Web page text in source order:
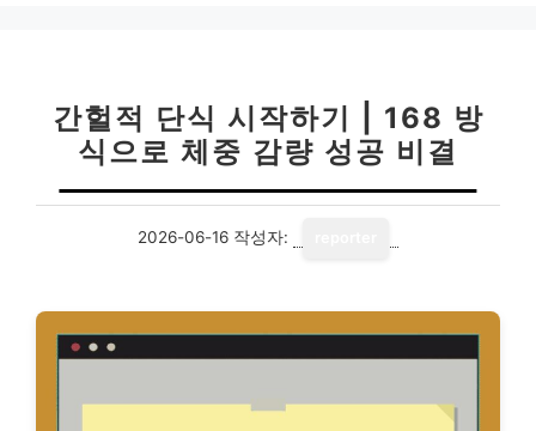
간헐적 단식 시작하기 | 168 방
식으로 체중 감량 성공 비결
2026-06-16 작성자: